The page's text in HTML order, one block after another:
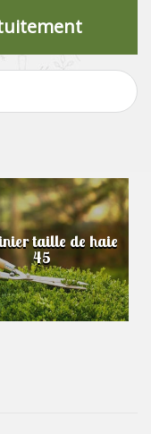
taille de haie
45